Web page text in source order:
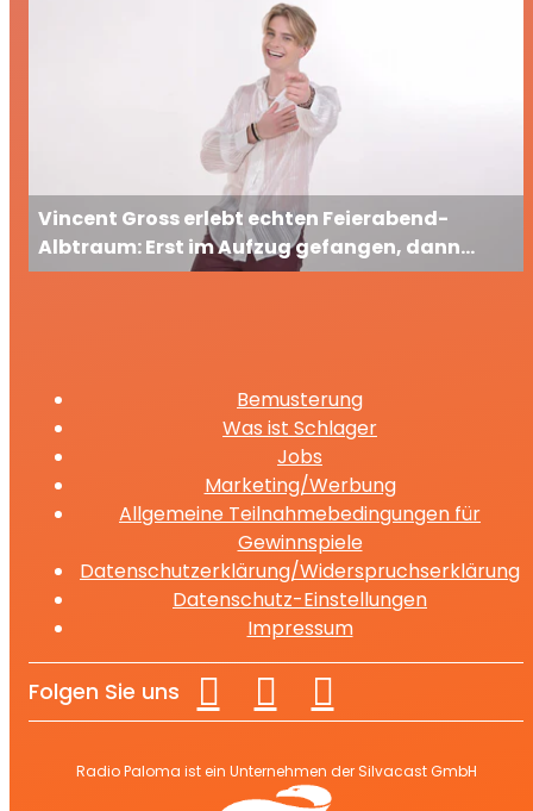
Vincent Gross erlebt echten Feierabend-
Albtraum: Erst im Aufzug gefangen, dann
ausgesperrt
Bemusterung
Was ist Schlager
Jobs
Marketing/Werbung
Allgemeine Teilnahmebedingungen für
Gewinnspiele
Datenschutzerklärung/Widerspruchserklärung
Datenschutz-Einstellungen
Impressum
Folgen Sie uns
Radio Paloma ist ein Unternehmen der Silvacast GmbH